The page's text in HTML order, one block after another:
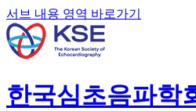
서브 내용 영역 바로가기
한국심초음파학